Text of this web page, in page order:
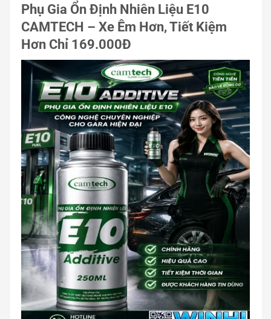
Phụ Gia Ổn Định Nhiên Liệu E10
CAMTECH – Xe Êm Hơn, Tiết Kiệm
Hơn Chỉ 169.000Đ